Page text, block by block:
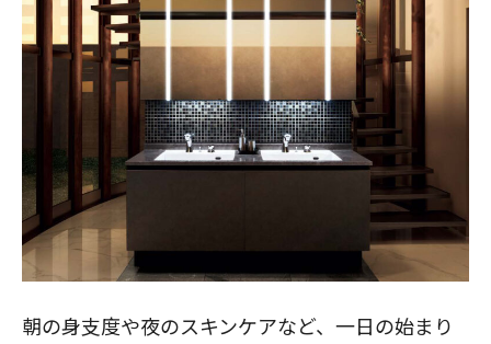
朝の身支度や夜のスキンケアなど、一日の始まり